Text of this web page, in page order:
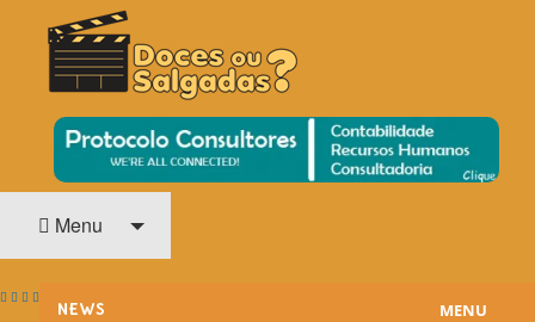
DOCES OU SALGADAS?
O Cinema? Uma Paixão!!
Menu
NEWS MENU